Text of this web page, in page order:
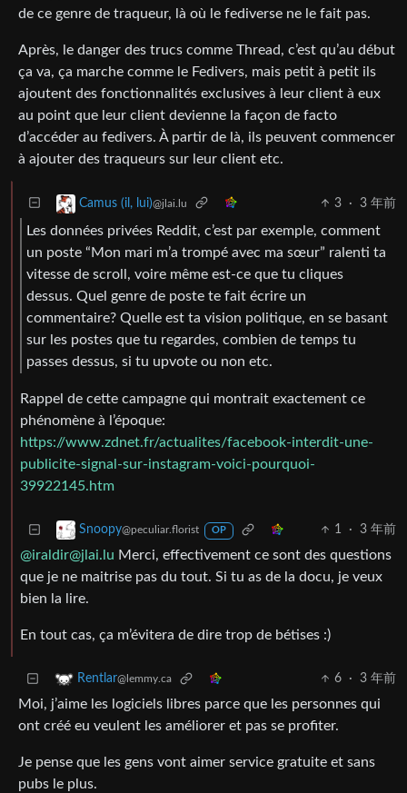
de ce genre de traqueur, là où le fediverse ne le fait pas.
Après, le danger des trucs comme Thread, c’est qu’au début
ça va, ça marche comme le Fedivers, mais petit à petit ils
ajoutent des fonctionnalités exclusives à leur client à eux
au point que leur client devienne la façon de facto
d’accéder au fedivers. À partir de là, ils peuvent commencer
à ajouter des traqueurs sur leur client etc.
Camus (il, lui)@jlai.lu 3 · 3 年前
Les données privées Reddit, c’est par exemple, comment
un poste “Mon mari m’a trompé avec ma sœur” ralenti ta
vitesse de scroll, voire même est-ce que tu cliques
dessus. Quel genre de poste te fait écrire un
commentaire? Quelle est ta vision politique, en se basant
sur les postes que tu regardes, combien de temps tu
passes dessus, si tu upvote ou non etc.
Rappel de cette campagne qui montrait exactement ce
phénomène à l’époque:
https://www.zdnet.fr/actualites/facebook-interdit-une-
publicite-signal-sur-instagram-voici-pourquoi-
39922145.htm
Snoopy@peculiar.florist OP 1 · 3 年前
@iraldir@jlai.lu Merci, effectivement ce sont des questions
que je ne maitrise pas du tout. Si tu as de la docu, je veux
bien la lire.
En tout cas, ça m’évitera de dire trop de bétises :)
Rentlar@lemmy.ca 6 · 3 年前
Moi, j’aime les logiciels libres parce que les personnes qui
ont créé eu veulent les améliorer et pas se profiter.
Je pense que les gens vont aimer service gratuite et sans
pubs le plus.